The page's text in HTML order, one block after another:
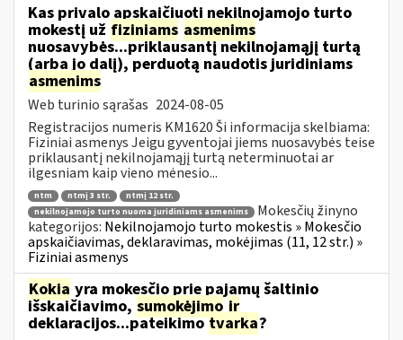
Kas privalo apskaičiuoti nekilnojamojo turto
mokestį už fiziniams asmenims
nuosavybės...priklausantį nekilnojamąjį turtą
(arba jo dalį), perduotą naudotis juridiniams
asmenims
Web turinio sąrašas 2024-08-05
Registracijos numeris KM1620 Ši informacija skelbiama:
Fiziniai asmenys Jeigu gyventojai jiems nuosavybės teise
priklausantį nekilnojamąjį turtą neterminuotai ar
ilgesniam kaip vieno mėnesio...
ntm ntmį 3 str.
ntmį 12 str.
nekilnojamojo turto nuoma juridiniams asmenims
Mokesčių žinyno
kategorijos: Nekilnojamojo turto mokestis » Mokesčio
apskaičiavimas, deklaravimas, mokėjimas (11, 12 str.) »
Fiziniai asmenys
Kokia yra mokesčio prie pajamų šaltinio
išskaičiavimo, sumokėjimo ir
deklaracijos...pateikimotvarka?